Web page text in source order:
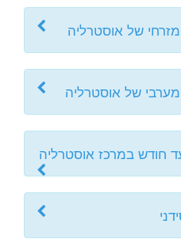
של אוסטרליה
של אוסטרליה
חודש במרכז אוסטרליה